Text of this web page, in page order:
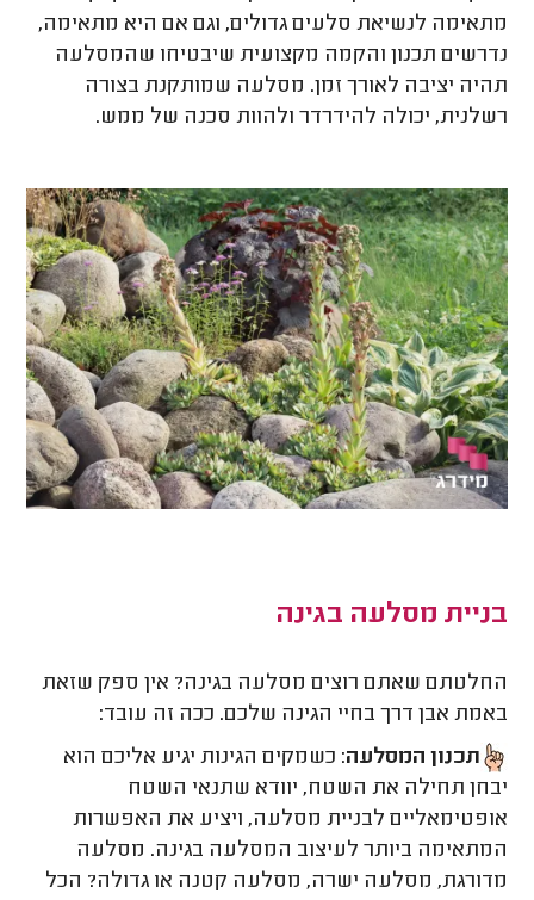
מתאימה לנשיאת סלעים גדולים, וגם אם היא מתאימה,
נדרשים תכנון והקמה מקצועית שיבטיחו שהמסלעה
תהיה יציבה לאורך זמן. מסלעה שמותקנת בצורה
רשלנית, יכולה להידרדר ולהוות סכנה של ממש.
בניית מסלעה בגינה
החלטתם שאתם רוצים מסלעה בגינה? אין ספק שזאת
באמת אבן דרך בחיי הגינה שלכם. ככה זה עובד:
תכנון המסלעה: כשמקים הגינות יגיע אליכם הוא
יבחן תחילה את השטח, יוודא שתנאי השטח
אופטימאליים לבניית מסלעה, ויציע את האפשרות
המתאימה ביותר לעיצוב המסלעה בגינה. מסלעה
מדורגת, מסלעה ישרה, מסלעה קטנה או גדולה? הכל